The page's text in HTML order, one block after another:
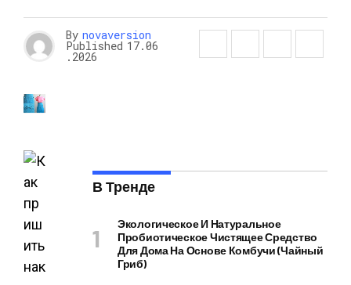
By novaversion
Published 17.06
.2026
В Тренде
Экологическое И Натуральное
Пробиотическое Чистящее Средство
Для Дома На Основе Комбучи (чайный
Гриб)